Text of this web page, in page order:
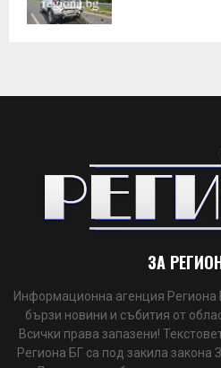
ЗА
Информационна агенция Региона
бързи новини и събития от
Всички права запазени!
Региона БГ са под закила закона